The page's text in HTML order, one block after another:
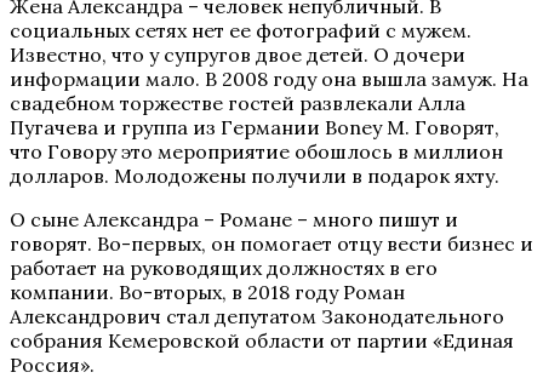
Жена Александра – человек непубличный. В
социальных сетях нет ее фотографий с мужем.
Известно, что у супругов двое детей. О дочери
информации мало. В 2008 году она вышла замуж. На
свадебном торжестве гостей развлекали Алла
Пугачева и группа из Германии Boney M. Говорят,
что Говору это мероприятие обошлось в миллион
долларов. Молодожены получили в подарок яхту.
О сыне Александра – Романе – много пишут и
говорят. Во-первых, он помогает отцу вести бизнес и
работает на руководящих должностях в его
компании. Во-вторых, в 2018 году Роман
Александрович стал депутатом Законодательного
собрания Кемеровской области от партии «Единая
Россия».